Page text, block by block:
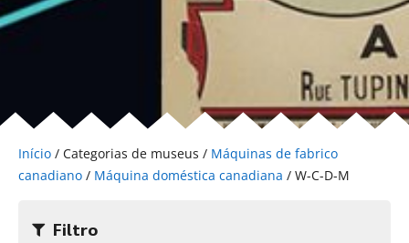
Início / Categorias de museus / Máquinas de fabrico
canadiano / Máquina doméstica canadiana / W-C-D-M
Filtro